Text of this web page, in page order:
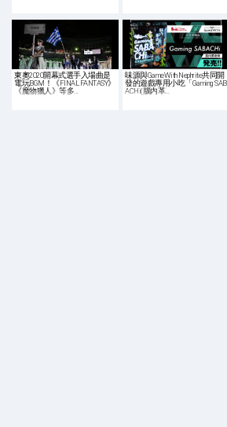
東奧2020開幕式選手入場曲是
電玩BGM！《FINAL FANTASY》
《魔物獵人》等多…
味源與GameWith Nephrite共同開
發的遊戲專用小吃「Gaming SAB
ACHi(腦内革…